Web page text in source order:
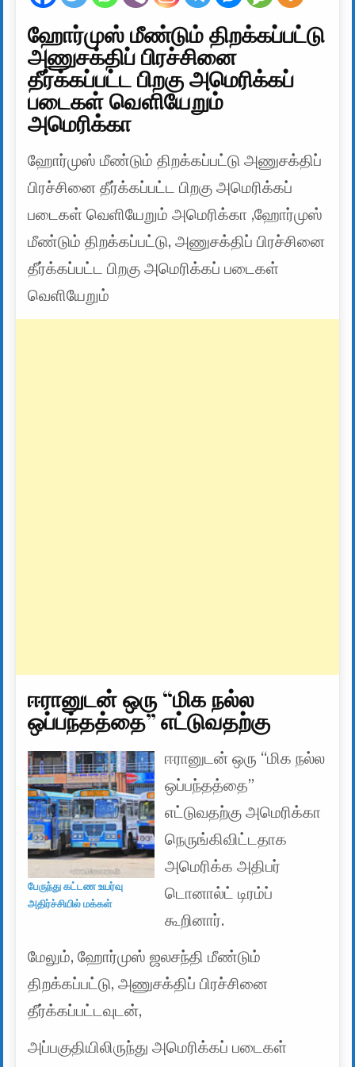
ஹோர்முஸ் மீண்டும் திறக்கப்பட்டு
அணுசக்திப் பிரச்சினை
தீர்க்கப்பட்ட பிறகு அமெரிக்கப்
படைகள் வெளியேறும்
அமெரிக்கா
ஹோர்முஸ் மீண்டும் திறக்கப்பட்டு அணுசக்திப்
பிரச்சினை தீர்க்கப்பட்ட பிறகு அமெரிக்கப்
படைகள் வெளியேறும் அமெரிக்கா ,ஹோர்முஸ்
மீண்டும் திறக்கப்பட்டு, அணுசக்திப் பிரச்சினை
தீர்க்கப்பட்ட பிறகு அமெரிக்கப் படைகள்
வெளியேறும்
ஈரானுடன் ஒரு “மிக நல்ல
ஒப்பந்தத்தை” எட்டுவதற்கு
பேருந்து கட்டண உயர்வு
அதிர்ச்சியில் மக்கள்
ஈரானுடன் ஒரு “மிக நல்ல
ஒப்பந்தத்தை”
எட்டுவதற்கு அமெரிக்கா
நெருங்கிவிட்டதாக
அமெரிக்க அதிபர்
டொனால்ட் டிரம்ப்
கூறினார்.
மேலும், ஹோர்முஸ் ஜலசந்தி மீண்டும்
திறக்கப்பட்டு, அணுசக்திப் பிரச்சினை
தீர்க்கப்பட்டவுடன்,
அப்பகுதியிலிருந்து அமெரிக்கப் படைகள்